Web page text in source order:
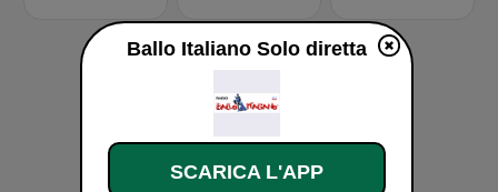
Ballo Italiano Solo diretta
SCARICA L'APP